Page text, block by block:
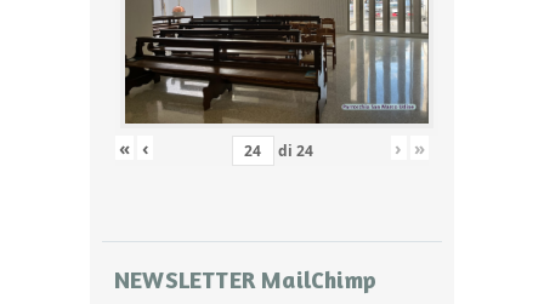
« ‹ di 24 › »
NEWSLETTER MailChimp